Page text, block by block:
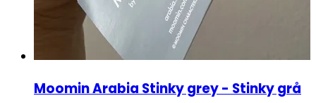
Moomin Arabia Stinky grey - Stinky grå